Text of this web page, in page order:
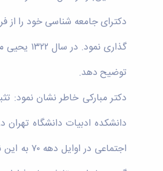
دکترای جامعه شناسی خود را از
گذاری
توضیح دهد.
دکتر مبارکی خاطر نشان نمود: